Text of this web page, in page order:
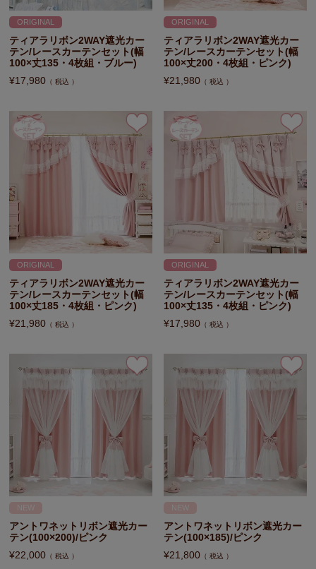
ORIGINAL
ティアラリボン2WAY遮光カー
テン/レースカーテンセット(幅
100×丈135・4枚組・ブルー)
¥17,980 税込
ORIGINAL
ティアラリボン2WAY遮光カー
テン/レースカーテンセット(幅
100×丈200・4枚組・ピンク)
¥21,980 税込
ORIGINAL
ティアラリボン2WAY遮光カー
テン/レースカーテンセット(幅
100×丈185・4枚組・ピンク)
¥21,980 税込
ORIGINAL
ティアラリボン2WAY遮光カー
テン/レースカーテンセット(幅
100×丈135・4枚組・ピンク)
¥17,980 税込
アントワネットリボン遮光カー
テン(100×200)/ピンク
¥22,000 税込
アントワネットリボン遮光カー
テン(100×185)/ピンク
¥21,800 税込